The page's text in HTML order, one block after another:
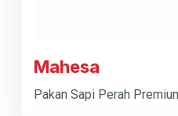
Mahesa
Pakan Sapi Perah